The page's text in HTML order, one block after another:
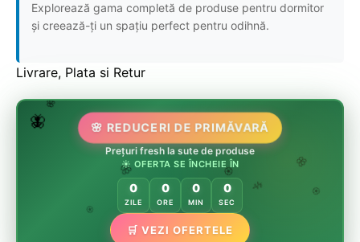
Explorează gama completă de produse pentru dormitor
și creează-ți un spațiu perfect pentru odihnă.
Livrare, Plata si Retur
🌸
🌸
🏵️
🌷
🦋 🌸 REDUCERI DE PRIMĂVARĂ
Prețuri fresh la sute de produse
☀️ OFERTA SE ÎNCHEIE ÎN
0
ZILE
0
ORE
0
MIN
0
SEC
🛒 VEZI OFERTELE